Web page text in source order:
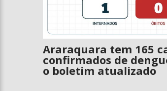
Araraquara tem 165
confirmados de
o boletim atualizado